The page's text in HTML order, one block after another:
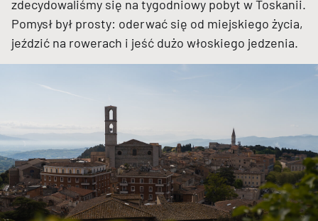
zdecydowaliśmy się na tygodniowy pobyt w Toskanii.
Pomysł był prosty: oderwać się od miejskiego życia,
jeździć na rowerach i jeść dużo włoskiego jedzenia.